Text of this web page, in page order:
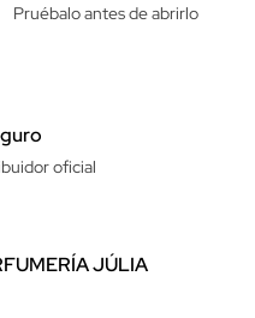
Pruébalo antes de abrirlo
oficial
JÚLIA